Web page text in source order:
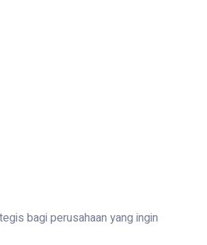
bagi perusahaan yang ingin